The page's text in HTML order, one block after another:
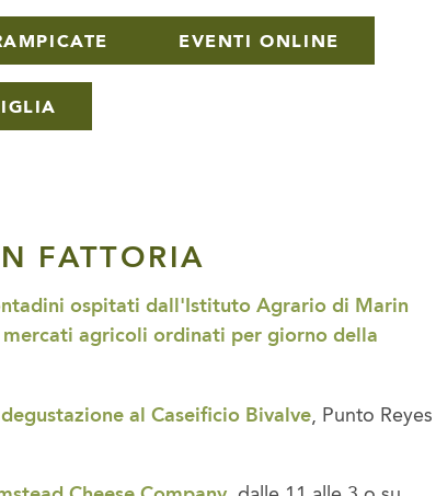
EVENTI ONLINE
FATTORIA
ospitati dall'Istituto Agrario di Marin
mercati agricoli ordinati per giorno della
al Caseificio Bivalve, Punto Reyes